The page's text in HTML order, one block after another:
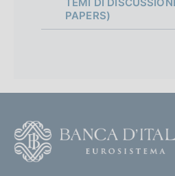
r
f
o
PAPERS)